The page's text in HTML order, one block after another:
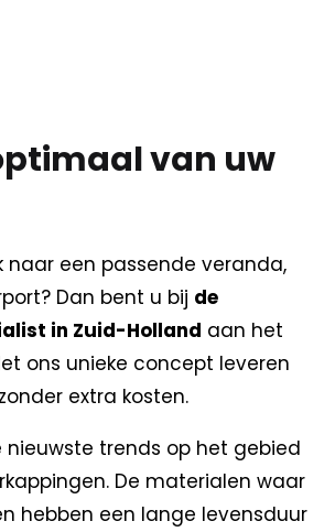
van uw
naar een passende veranda,
Dan bent u bij de
in Zuid-Holland aan het
ons unieke concept leveren
extra kosten.
nieuwste trends op het gebied
De materialen waar
hebben een lange levensduur